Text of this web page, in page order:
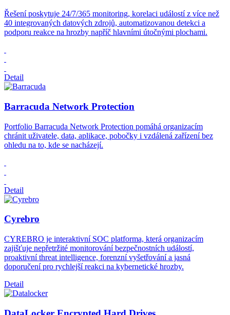
Řešení poskytuje 24/7/365 monitoring, korelaci událostí z více než
40 integrovaných datových zdrojů, automatizovanou detekci a
podporu reakce na hrozby napříč hlavními útočnými plochami.
Detail
Barracuda Network Protection
Portfolio Barracuda Network Protection pomáhá organizacím
chránit uživatele, data, aplikace, pobočky i vzdálená zařízení bez
ohledu na to, kde se nacházejí.
Detail
Cyrebro
CYREBRO je interaktivní SOC platforma, která organizacím
zajišťuje nepřetržité monitorování bezpečnostních událostí,
proaktivní threat intelligence, forenzní vyšetřování a jasná
doporučení pro rychlejší reakci na kybernetické hrozby.
Detail